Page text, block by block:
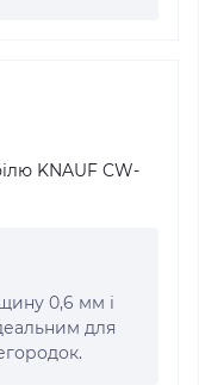
KNAUF CW-
0,6 мм і
для